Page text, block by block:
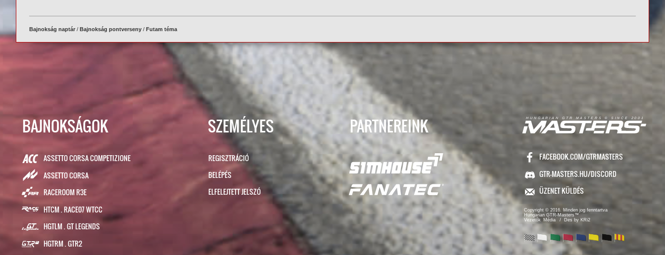
Bajnokság naptár/ Bajnokság pontverseny/ Futam téma
BAJNOKSÁGOK
ASSETTO CORSA COMPETIZIONE
ASSETTO CORSA
RACEROOM R3E
HTCM . RACE07 WTCC
HGTLM . GT LEGENDS
HGTRM . GTR2
SZEMÉLYES
REGISZTRÁCIÓ
BELÉPÉS
ELFELEJTETT JELSZÓ
PARTNEREINK H U N G A R I A N G T R M A S T E R S © S I N C E 2 0 0 1
FACEBOOK.COM/GTRMASTERS
GTR-MASTERS.HU/DISCORD
ÜZENET KÜLDÉS
Copyright © 2016. Minden jog fenntartva
Hungarian GTR-Masters™
Vezetők
Média / Des by KRi2